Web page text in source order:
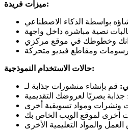
ميزات فريدة:
حالات الاستخدام النموذجية: